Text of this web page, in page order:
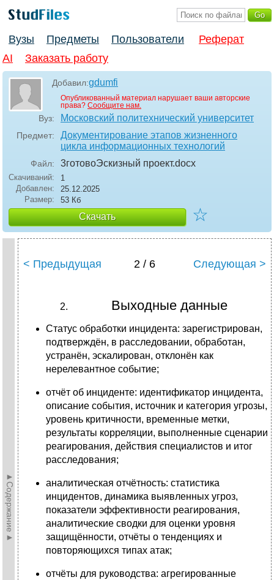
Вузы Предметы Пользователи
Реферат
AI
Заказать работу
Добавил:gdumfi
Опубликованный материал нарушает ваши авторские
права? Сообщите нам.
Вуз: Московский политехнический университет
Предмет:
Документирование этапов жизненного
цикла информационных технологий
Файл: 3готовоЭскизный проект.docx
Скачиваний:
1
Добавлен:
25.12.2025
Размер:
53 Кб
Скачать ☆
►Содержание►
< Предыдущая 2 / 6 Следующая >
Выходные данные
Статус обработки инцидента: зарегистрирован,
подтверждён, в расследовании, обработан,
устранён, эскалирован, отклонён как
нерелевантное событие;
отчёт об инциденте: идентификатор инцидента,
описание события, источник и категория угрозы,
уровень критичности, временные метки,
результаты корреляции, выполненные сценарии
реагирования, действия специалистов и итог
расследования;
аналитическая отчётность: статистика
инцидентов, динамика выявленных угроз,
показатели эффективности реагирования,
аналитические сводки для оценки уровня
защищённости, отчёты о тенденциях и
повторяющихся типах атак;
отчёты для руководства: агрегированные